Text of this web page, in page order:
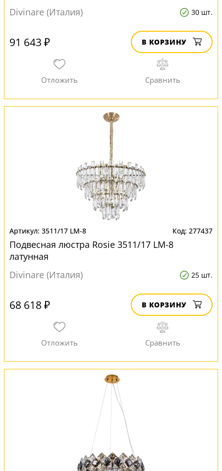
Divinare (Италия)
30 шт.
91 643 ₽ В КОРЗИНУ
3511/17 LM-8 277437
Подвесная люстра Rosie 3511/17 LM-8
латунная
Divinare (Италия)
25 шт.
68 618 ₽ В КОРЗИНУ